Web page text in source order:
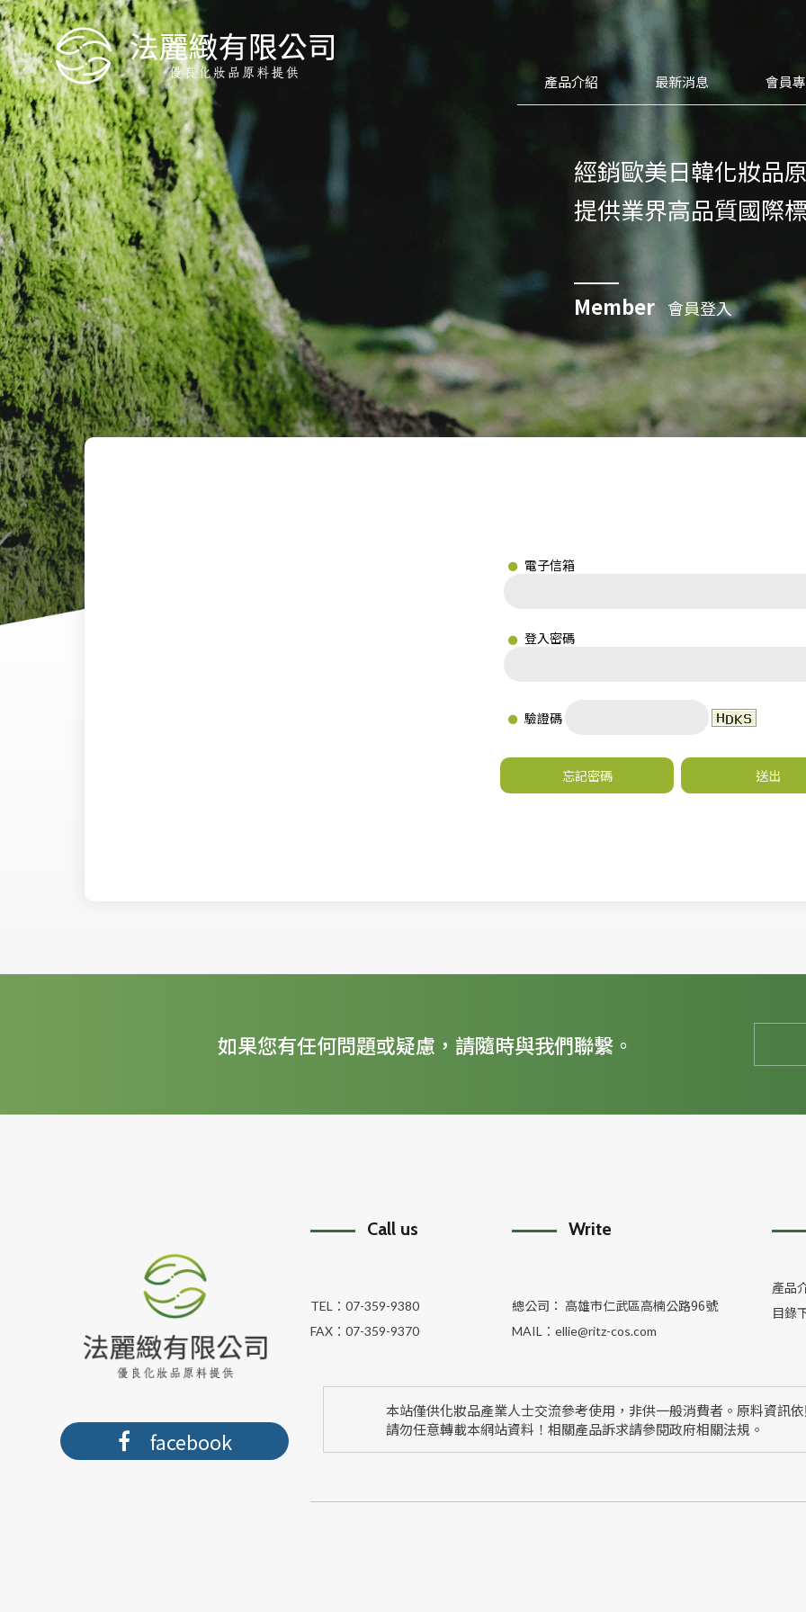
產品介紹 最新消息 會員
經銷歐美日韓化妝品
提供業界高品質國際
Member 會員登入
電子信箱
登入密碼
驗證碼
忘記密碼 送出
如果您有任何問題或疑慮，請隨時與我們聯繫。
facebook
Call us
TEL：07-359-9380
FAX：07-359-9370
Write
總公司： 高雄市仁武區高楠公路96號
MAIL： ellie@ritz-cos.com
產品
目錄
本站僅供化妝品產業人士交流參考使用，非供一般消費者。原料資訊
請勿任意轉載本網站資料！相關產品訴求請參閱政府相關法規。